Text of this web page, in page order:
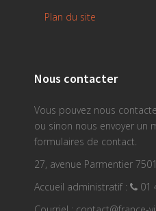
Plan du site
Nous contacter
Vous pouvez nous
ou sinon nous envoyer un
formulaires de contact.
27, avenue Parmentier
Accueil administratif :
01